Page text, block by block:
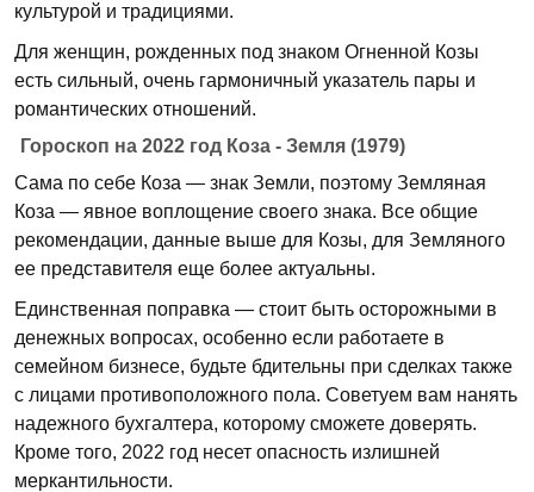
культурой и традициями.
Для женщин, рожденных под знаком Огненной Козы
есть сильный, очень гармоничный указатель пары и
романтических отношений.
Гороскоп на 2022 год Коза - Земля (1979)
Сама по себе Коза — знак Земли, поэтому Земляная
Коза — явное воплощение своего знака. Все общие
рекомендации, данные выше для Козы, для Земляного
ее представителя еще более актуальны.
Единственная поправка — стоит быть осторожными в
денежных вопросах, особенно если работаете в
семейном бизнесе, будьте бдительны при сделках также
с лицами противоположного пола. Советуем вам нанять
надежного бухгалтера, которому сможете доверять.
Кроме того, 2022 год несет опасность излишней
меркантильности.